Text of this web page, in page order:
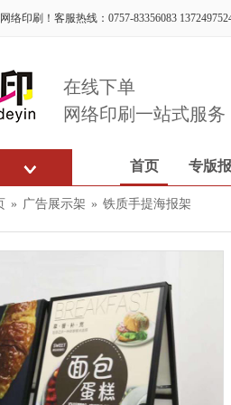
络印刷！客服热线：0757-83356083
在线下单
网络印刷一站式服务
首页 专版
» 广告展示架 » 铁质手提海报架